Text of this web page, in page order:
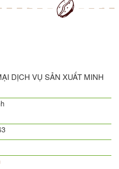
DỊCH VỤ SẢN XUẤT MINH